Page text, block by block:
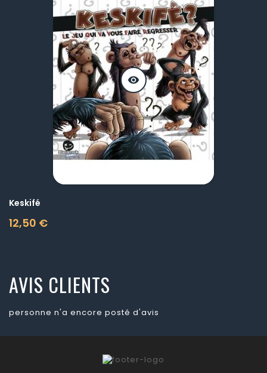
visibility
Keskifé
12,50 €
Prix
AVIS CLIENTS
personne n'a encore posté d'avis